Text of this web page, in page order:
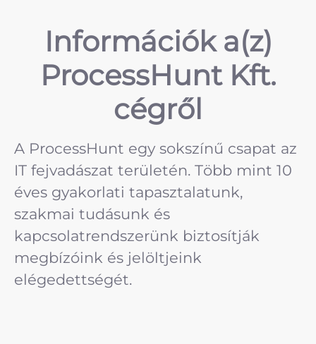
Információk a(z)
ProcessHunt Kft.
cégről
A ProcessHunt egy sokszínű csapat az
IT fejvadászat területén. Több mint 10
éves gyakorlati tapasztalatunk,
szakmai tudásunk és
kapcsolatrendszerünk biztosítják
megbízóink és jelöltjeink
elégedettségét.